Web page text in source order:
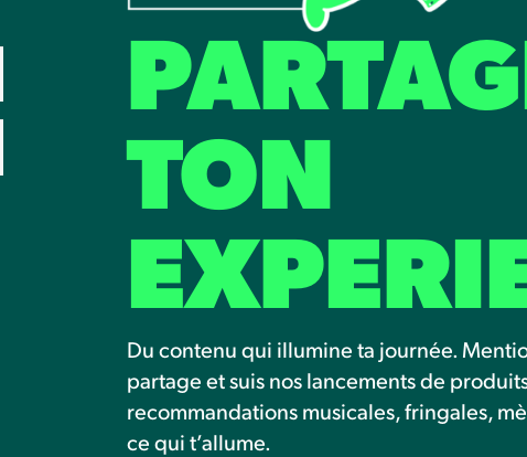
TON
Du contenu qui illumine ta journée.
partage et suis nos lancements de
recommandations musicales, fringales,
ce qui t’allume.